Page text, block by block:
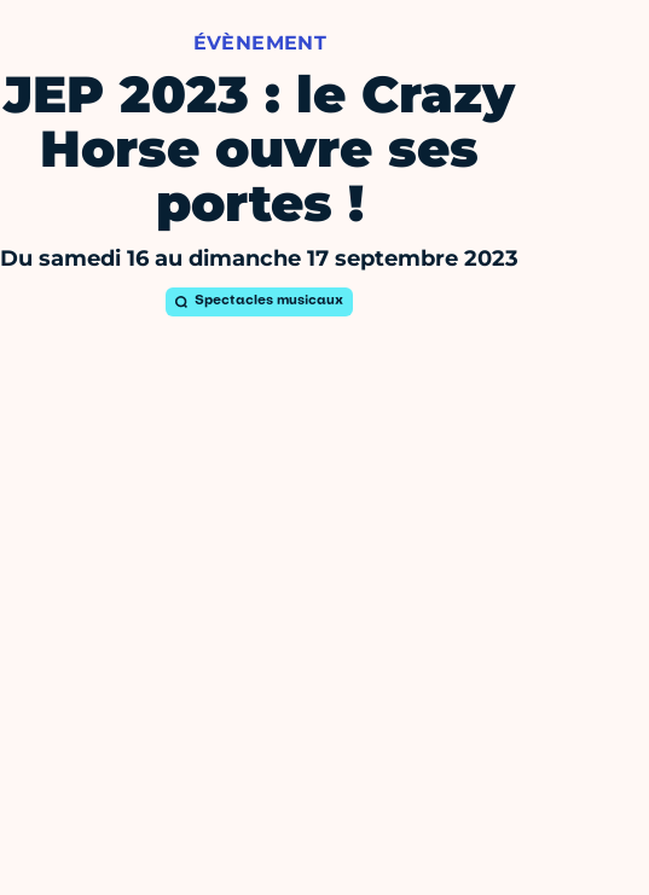
ÉVÈNEMENT
JEP 2023 : le Crazy
Horse ouvre ses
portes !
Du samedi 16 au dimanche 17 septembre 2023
Spectacles musicaux